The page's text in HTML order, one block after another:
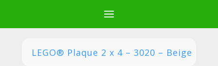
LEGO® Plaque 2 x 4 – 3020 – Beige